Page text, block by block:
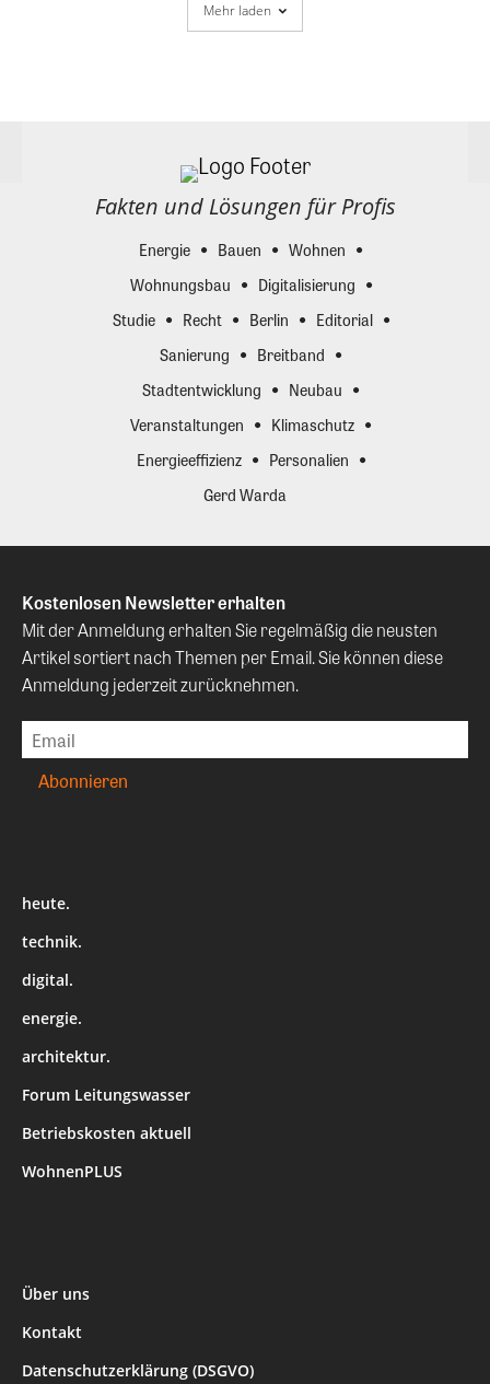
Mehr laden
Fakten und Lösungen für Profis
Energie Bauen
Wohnen
Wohnungsbau
Digitalisierung
Studie
Recht Berlin
Editorial
Sanierung
Breitband
Stadtentwicklung
Neubau
Veranstaltungen
Klimaschutz
Energieeffizienz
Personalien
Gerd Warda
Kostenlosen Newsletter erhalten
Mit der Anmeldung erhalten Sie regelmäßig die neusten
Artikel sortiert nach Themen per Email. Sie können diese
Anmeldung jederzeit zurücknehmen.
heute.
technik.
digital.
energie.
architektur.
Forum Leitungswasser
Betriebskosten aktuell
WohnenPLUS
Über uns
Kontakt
Datenschutzerklärung (DSGVO)